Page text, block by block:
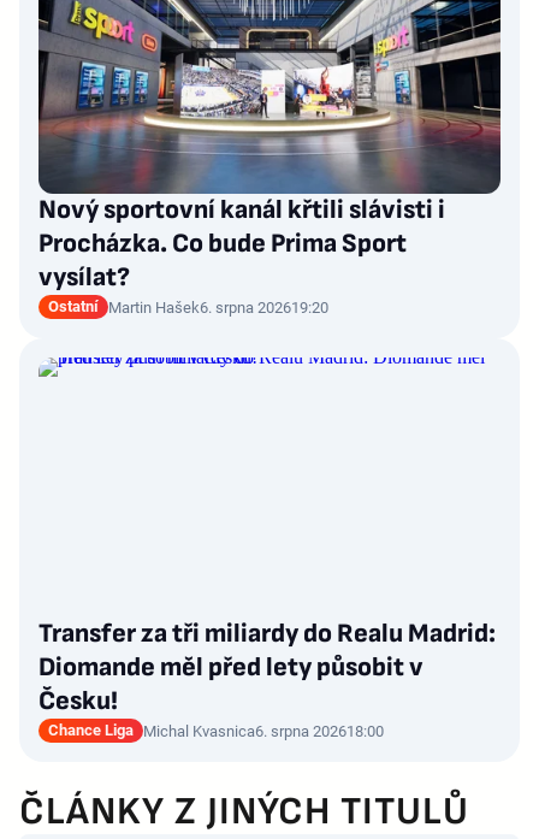
Nový sportovní kanál křtili slávisti i
Procházka. Co bude Prima Sport
vysílat?
Ostatní Martin Hašek6. srpna 202619:20
Transfer za tři miliardy do Realu Madrid:
Diomande měl před lety působit v
Česku!
Chance Liga Michal Kvasnica6. srpna 202618:00
ČLÁNKY Z JINÝCH TITULŮ